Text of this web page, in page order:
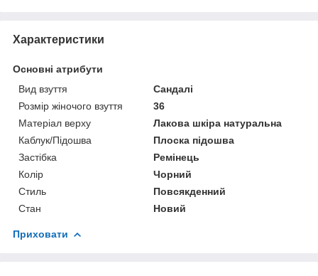
Характеристики
Основні атрибути
Вид взуття
Сандалі
Розмір жіночого взуття
36
Матеріал верху
Лакова шкіра натуральна
Каблук/Підошва
Плоска підошва
Застібка
Ремінець
Колір
Чорний
Стиль
Повсякденний
Стан
Новий
Приховати